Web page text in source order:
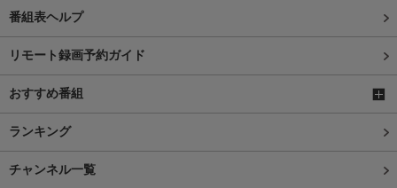
番組表ヘルプ
リモート録画予約ガイド
おすすめ番組
ランキング
チャンネル一覧